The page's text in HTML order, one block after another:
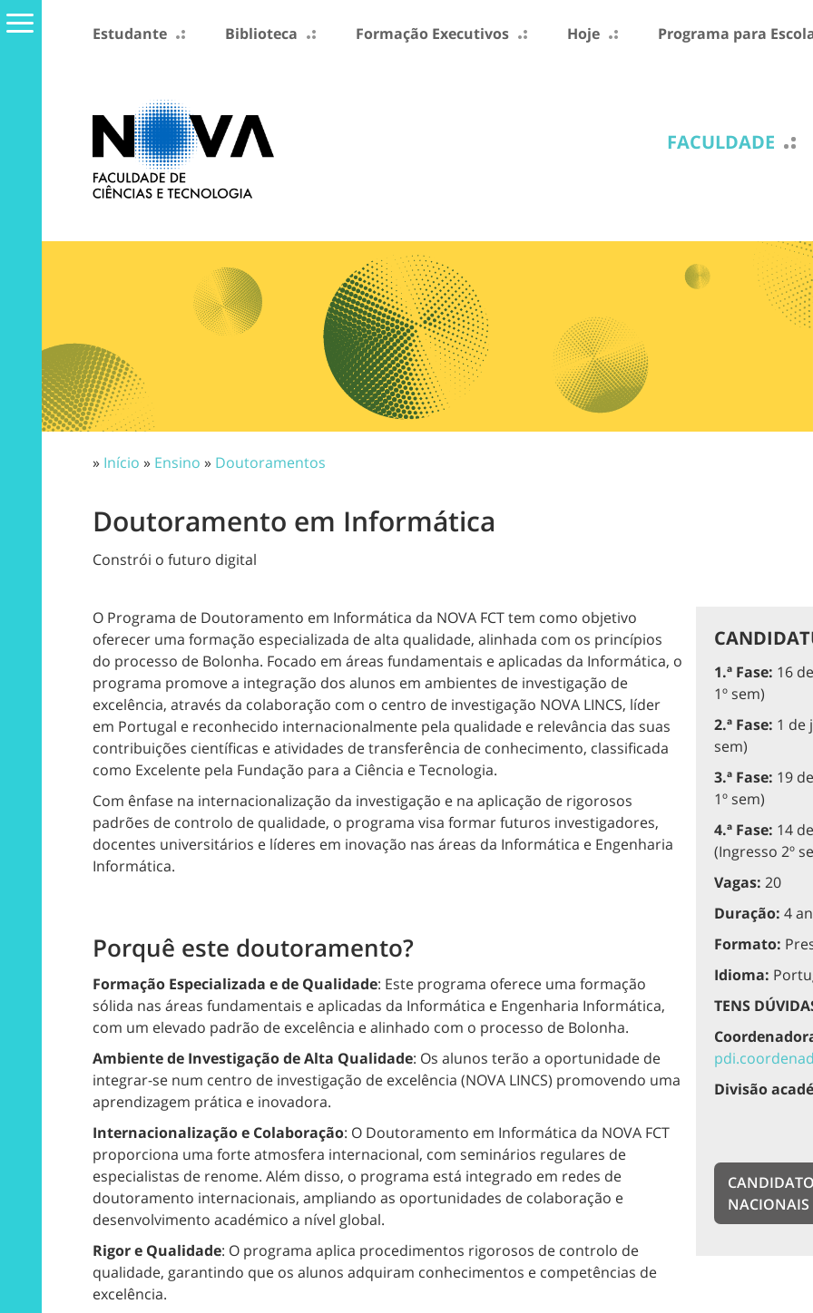
Estudante Biblioteca Formação Executivos Hoje Programa para
FACULDADE
» Início » Ensino » Doutoramentos
Doutoramento em Informática
Constrói o futuro digital
O Programa de Doutoramento em Informática da NOVA FCT tem como objetivo
oferecer uma formação especializada de alta qualidade, alinhada com os princípios
do processo de Bolonha. Focado em áreas fundamentais e aplicadas da Informática, o
programa promove a integração dos alunos em ambientes de investigação de
excelência, através da colaboração com o centro de investigação NOVA LINCS, líder
em Portugal e reconhecido internacionalmente pela qualidade e relevância das suas
contribuições científicas e atividades de transferência de conhecimento, classificada
como Excelente pela Fundação para a Ciência e Tecnologia.
Com ênfase na internacionalização da investigação e na aplicação de rigorosos
padrões de controlo de qualidade, o programa visa formar futuros investigadores,
docentes universitários e líderes em inovação nas áreas da Informática e Engenharia
Informática.
Porquê este doutoramento?
Formação Especializada e de Qualidade: Este programa oferece uma formação
sólida nas áreas fundamentais e aplicadas da Informática e Engenharia Informática,
com um elevado padrão de excelência e alinhado com o processo de Bolonha.
Ambiente de Investigação de Alta Qualidade: Os alunos terão a oportunidade de
integrar-se num centro de investigação de excelência (NOVA LINCS) promovendo uma
aprendizagem prática e inovadora.
Internacionalização e Colaboração: O Doutoramento em Informática da NOVA FCT
proporciona uma forte atmosfera internacional, com seminários regulares de
especialistas de renome. Além disso, o programa está integrado em redes de
doutoramento internacionais, ampliando as oportunidades de colaboração e
desenvolvimento académico a nível global.
Rigor e Qualidade: O programa aplica procedimentos rigorosos de controlo de
qualidade, garantindo que os alunos adquiram conhecimentos e competências de
excelência.
1.ª Fase: 16
1º sem)
2.ª Fase: 1 de
sem)
3.ª Fase: 19
1º sem)
4.ª Fase: 14
(Ingresso 2º
Vagas: 20
Duração: 4
Formato:
Idioma:
TENS
Divisão
NACIONAIS